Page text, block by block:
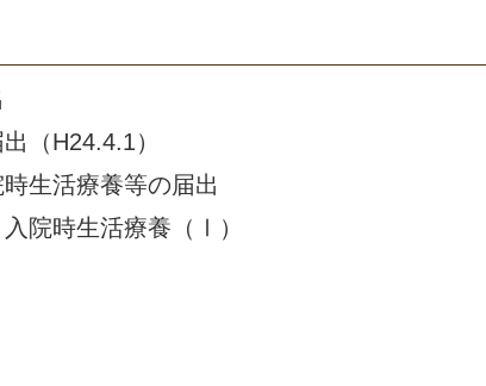
（H24.4.1）
生活療養等の届出
院時生活療養（Ⅰ）